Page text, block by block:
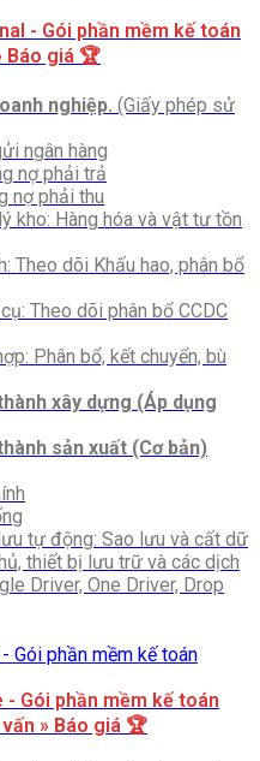
- Gói phần mềm kế toán
Báo giá 🏆
nghiệp. (Giấy phép sử
ngân hàng
nợ phải trả
nợ phải thu
kho: Hàng hóa và vật tư tồn
Theo dõi Khấu hao, phân bổ
Theo dõi phân bổ CCDC
Phân bổ, kết chuyển, bù
xây dựng (Áp dụng
sản xuất (Cơ bản)
tự động: Sao lưu và cất dữ
thiết bị lưu trữ và các dịch
Driver, One Driver, Drop
- Gói phần mềm kế toán
» Báo giá 🏆